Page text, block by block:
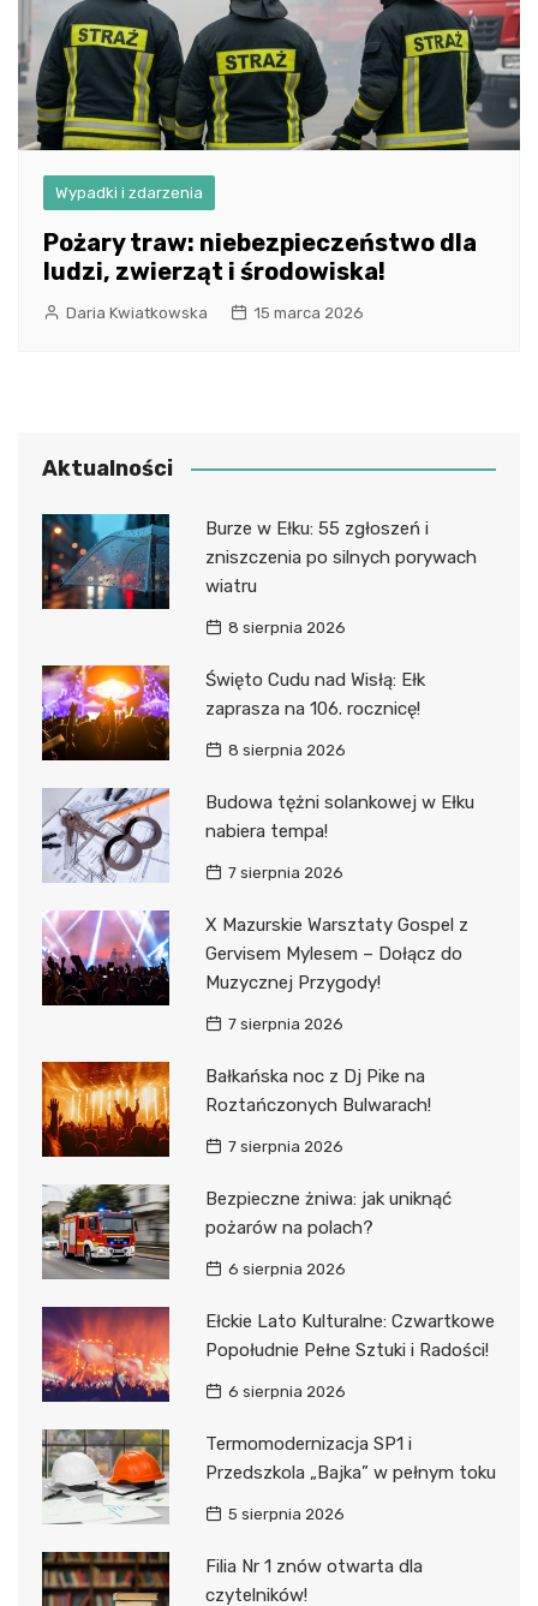
Wypadki i zdarzenia
Pożary traw: niebezpieczeństwo dla
ludzi, zwierząt i środowiska!
Daria Kwiatkowska 15 marca 2026
Aktualności
Burze w Ełku: 55 zgłoszeń i
zniszczenia po silnych porywach
wiatru
8 sierpnia 2026
Święto Cudu nad Wisłą: Ełk
zaprasza na 106. rocznicę!
8 sierpnia 2026
Budowa tężni solankowej w Ełku
nabiera tempa!
7 sierpnia 2026
X Mazurskie Warsztaty Gospel z
Gervisem Mylesem – Dołącz do
Muzycznej Przygody!
7 sierpnia 2026
Bałkańska noc z Dj Pike na
Roztańczonych Bulwarach!
7 sierpnia 2026
Bezpieczne żniwa: jak uniknąć
pożarów na polach?
6 sierpnia 2026
Ełckie Lato Kulturalne: Czwartkowe
Popołudnie Pełne Sztuki i Radości!
6 sierpnia 2026
Termomodernizacja SP1 i
Przedszkola „Bajka” w pełnym toku
5 sierpnia 2026
Filia Nr 1 znów otwarta dla
czytelników!